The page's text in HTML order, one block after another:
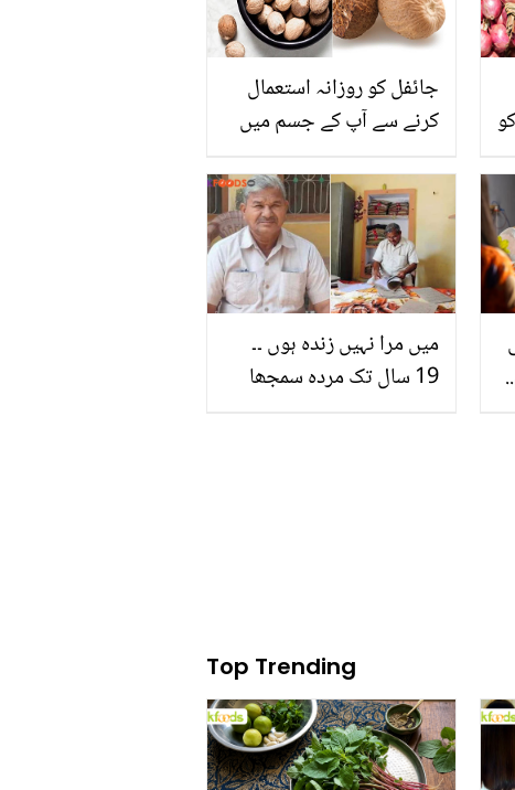
جائفل کو روزانہ استعمال
کرنے سے آپ کے جسم میں
ہوتی ہیں؟ جانئے اس کے
خاص کمالات
میں مرا نہیں زندہ ہوں ۔۔
19 سال تک مردہ سمجھا
Top Trending